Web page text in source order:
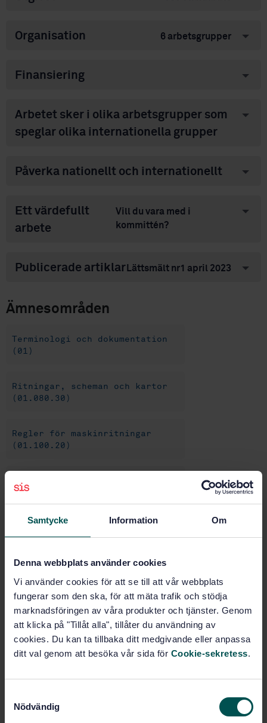
Samtycke Information Om
Denna webbplats använder cookies
Vi använder cookies för att se till att vår webbplats
fungerar som den ska, för att mäta trafik och stödja
marknadsföringen av våra produkter och tjänster. Genom
att klicka på "Tillåt alla", tillåter du användning av
cookies. Du kan ta tillbaka ditt medgivande eller anpassa
ditt val genom att besöka vår sida för Cookie-sekretess.
Nödvändig
Organisation 6 arbetsgrupper
Finansiering
Arbetet sker i olika arbetsgrupper som
speglar olika internationella grupper
Påverka nationellt och internationellt
Ett värdefullt
arbete
Vill du vara med i
kommittén?
Publicerade artiklar Lättsmält nr1 april 2023
Ämnesområden
Terminologi och dokumentation
(01)
Ritningar, scheman och kartor
(01.080.30)
Regler för maskinritningar
(01.100.20)
Dokumentation av tekniska
produkter (01.110)
Gör en intresseanmälan
För dig som är kommittédeltagare